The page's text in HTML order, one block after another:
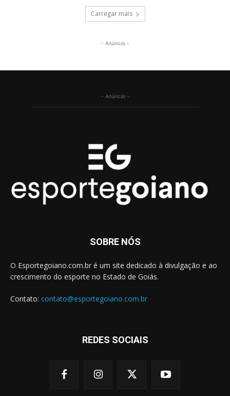
Carregar mais
- Anúncio -
- Anúncio -
SOBRE NÓS
O Esportegoiano.com.br é um site dedicado à divulgação e ao
crescimento do esporte no Estado de Goiás.
Contato: contato@esportegoiano.com.br
REDES SOCIAIS